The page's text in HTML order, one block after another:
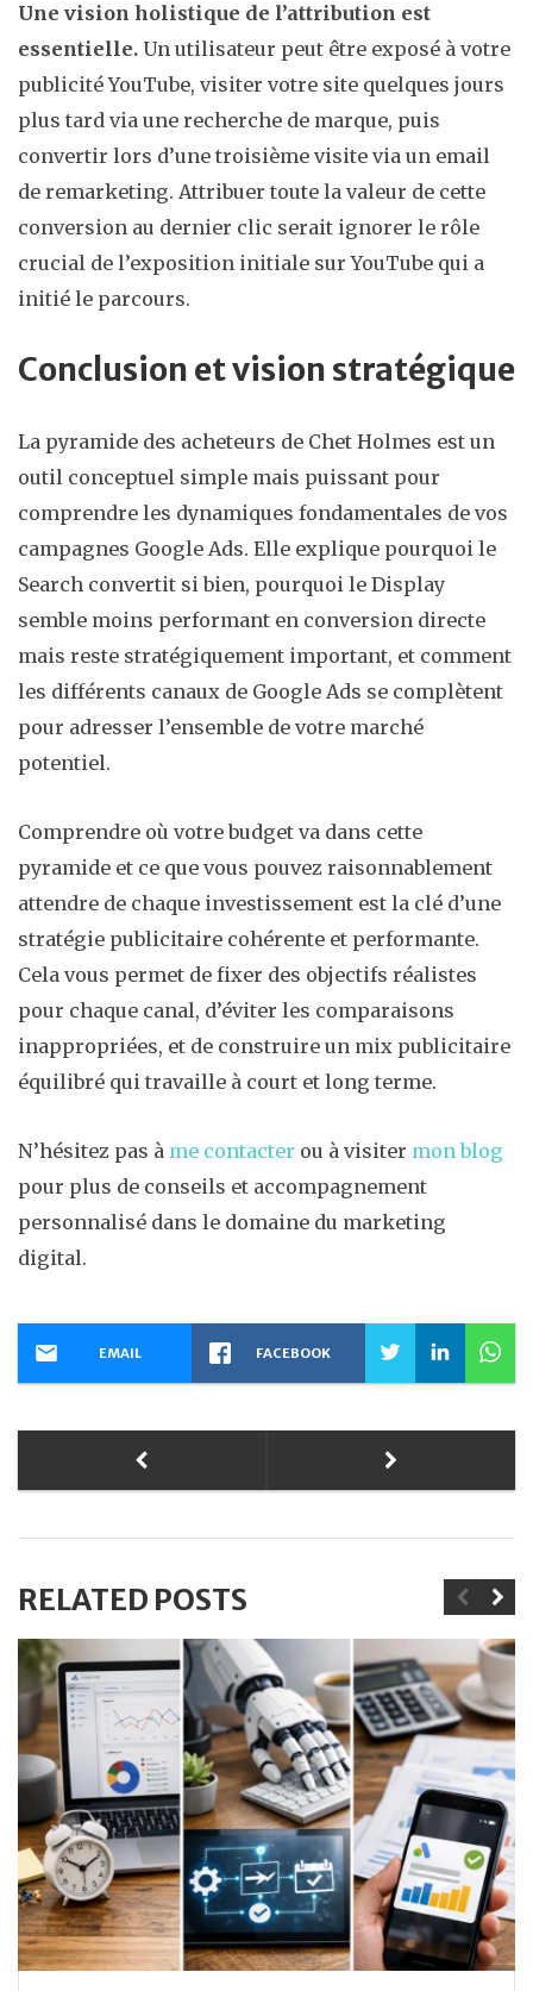
Une vision holistique de l’attribution est
essentielle. Un utilisateur peut être exposé à votre
publicité YouTube, visiter votre site quelques jours
plus tard via une recherche de marque, puis
convertir lors d’une troisième visite via un email
de remarketing. Attribuer toute la valeur de cette
conversion au dernier clic serait ignorer le rôle
crucial de l’exposition initiale sur YouTube qui a
initié le parcours.
Conclusion et vision stratégique
La pyramide des acheteurs de Chet Holmes est un
outil conceptuel simple mais puissant pour
comprendre les dynamiques fondamentales de vos
campagnes Google Ads. Elle explique pourquoi le
Search convertit si bien, pourquoi le Display
semble moins performant en conversion directe
mais reste stratégiquement important, et comment
les différents canaux de Google Ads se complètent
pour adresser l’ensemble de votre marché
potentiel.
Comprendre où votre budget va dans cette
pyramide et ce que vous pouvez raisonnablement
attendre de chaque investissement est la clé d’une
stratégie publicitaire cohérente et performante.
Cela vous permet de fixer des objectifs réalistes
pour chaque canal, d’éviter les comparaisons
inappropriées, et de construire un mix publicitaire
équilibré qui travaille à court et long terme.
N’hésitez pas à me contacter ou à visiter mon blog
pour plus de conseils et accompagnement
personnalisé dans le domaine du marketing
digital.
EMAIL FACEBOOK
RELATED POSTS